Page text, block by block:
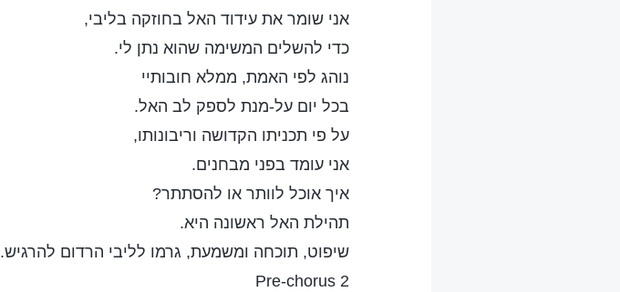
אני שומר את עידוד האל בחוזקה בליבי,
כדי להשלים המשימה שהוא נתן לי.
נוהג לפי האמת, ממלא חובותיי
בכל יום על-מנת לספק לב האל.
על פי תכניתו הקדושה וריבונותו,
אני עומד בפני מבחנים.
איך אוכל לוותר או להסתתר?
תהילת האל ראשונה היא.
שיפוט, תוכחה ומשמעת, גרמו לליבי הרדום להרגיש.
Pre-chorus 2